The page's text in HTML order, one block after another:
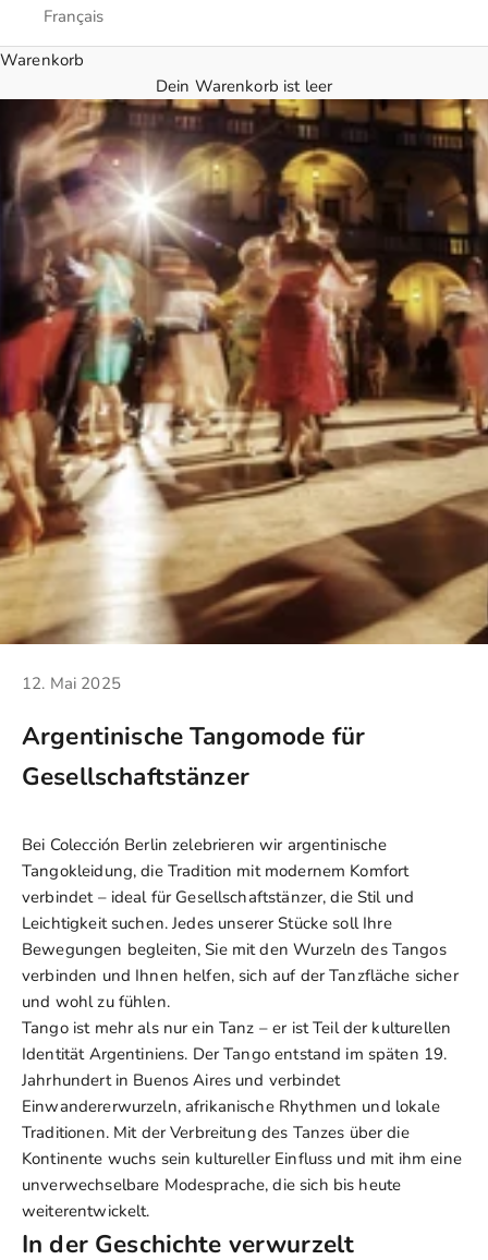
Français
Warenkorb
Dein Warenkorb ist leer
12. Mai 2025
Argentinische Tangomode für
Gesellschaftstänzer
Bei Colección Berlin zelebrieren wir argentinische
Tangokleidung, die Tradition mit modernem Komfort
verbindet – ideal für Gesellschaftstänzer, die Stil und
Leichtigkeit suchen.Jedes unserer Stücke soll Ihre
Bewegungen begleiten, Sie mit den Wurzeln des Tangos
verbinden und Ihnen helfen, sich auf der Tanzfläche sicher
und wohl zu fühlen.
Tango ist mehr als nur ein Tanz – er ist Teil der kulturellen
Identität Argentiniens. Der Tango entstand im späten 19.
Jahrhundert in Buenos Aires und verbindet
Einwandererwurzeln, afrikanische Rhythmen und lokale
Traditionen. Mit der Verbreitung des Tanzes über die
Kontinente wuchs sein kultureller Einfluss und mit ihm eine
unverwechselbare Modesprache, die sich bis heute
weiterentwickelt.
In der Geschichte verwurzelt